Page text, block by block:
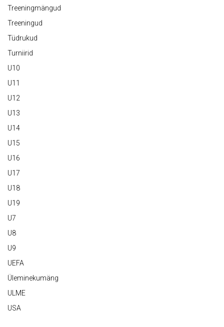
Treeningmängud
Treeningud
Tüdrukud
Turniirid
U10
U11
U12
U13
U14
U15
U16
U17
U18
U19
U7
U8
U9
UEFA
Üleminekumäng
ULME
USA